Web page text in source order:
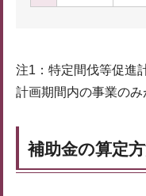
注1：特定間伐等促進
計画期間内の事業のみ
補助金の算定